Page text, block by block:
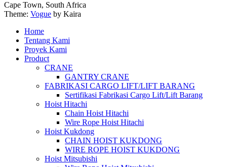
Cape Town, South Africa
Theme: Vogue by Kaira
Home
Tentang Kami
Proyek Kami
Product
CRANE
GANTRY CRANE
FABRIKASI CARGO LIFT/LIFT BARANG
Sertifikasi Fabrikasi Cargo Lift/Lift Barang
Hoist Hitachi
Chain Hoist Hitachi
Wire Rope Hoist Hitachi
Hoist Kukdong
CHAIN HOIST KUKDONG
WIRE ROPE HOIST KUKDONG
Hoist Mitsubishi